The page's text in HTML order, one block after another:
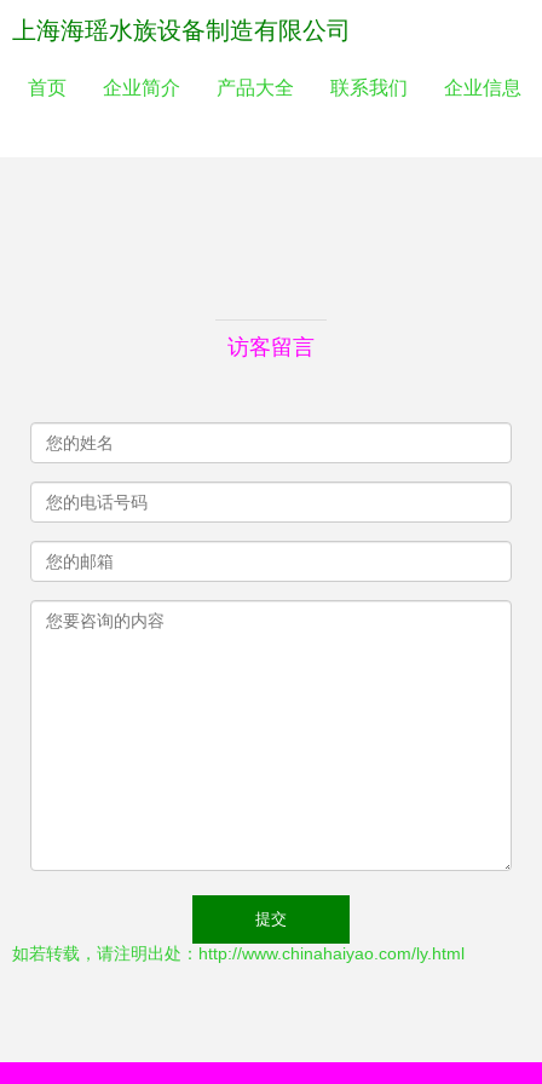
上海海瑶水族设备制造有限公司
首页 企业简介 产品大全 联系我们 企业信息
访客留言
如若转载，请注明出处：http://www.chinahaiyao.com/ly.html